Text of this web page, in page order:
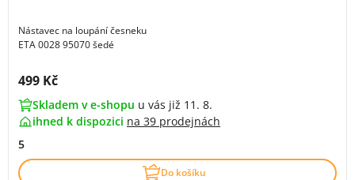
Nástavec na loupání česneku
ETA 0028 95070 šedé
Cena s DPH:
499 Kč
Skladem v e-shopu u vás již 11. 8.
ihned k dispozici na 39 prodejnách
5
Do košíku